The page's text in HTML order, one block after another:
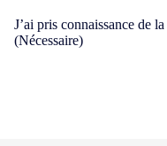
Consent(Nécessaire)
J’ai pris connaissance de la
(Nécessaire)